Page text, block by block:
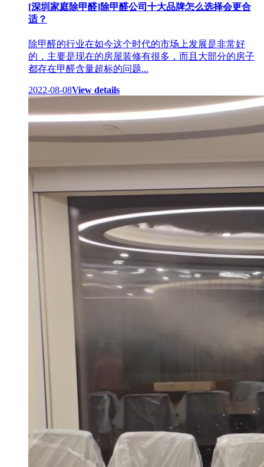
[深圳家庭除甲醛]除甲醛公司十大品牌怎么选择会更合
适？
除甲醛的行业在如今这个时代的市场上发展是非常好
的，主要是现在的房屋装修有很多，而且大部分的房子
都存在甲醛含量超标的问题...
2022-08-08View details